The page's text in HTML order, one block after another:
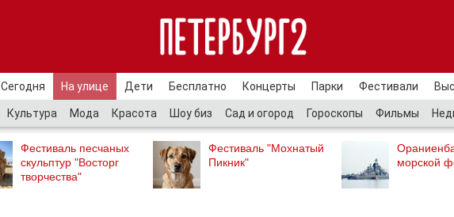
Сегодня На улице Дети Бесплатно Концерты Парки Фестивали
Культура Мода Красота Шоу биз Сад и огород Гороскопы Фильмы
Фестиваль песчаных
скульптур "Восторг
творчества"
Фестиваль "Мохнатый
Пикник"
морской